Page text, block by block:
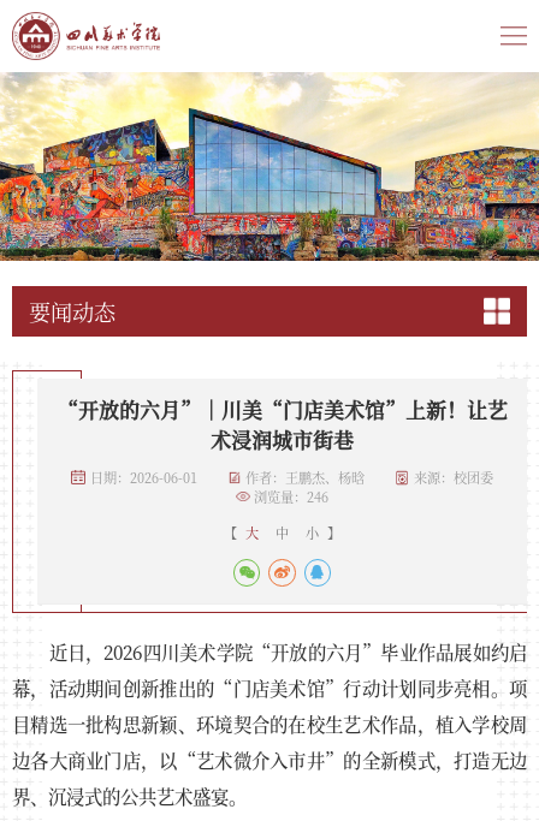
要闻动态
“开放的六月”｜川美“门店美术馆”上新！让艺
术浸润城市街巷
日期：2026-06-01 作者：王鹏杰、杨晗
来源：校团委
浏览量：246
【 大 中 小 】
近日，2026四川美术学院“开放的六月”毕业作品展如约启
幕，活动期间创新推出的“门店美术馆”行动计划同步亮相。项
目精选一批构思新颖、环境契合的在校生艺术作品，植入学校周
边各大商业门店，以“艺术微介入市井”的全新模式，打造无边
界、沉浸式的公共艺术盛宴。